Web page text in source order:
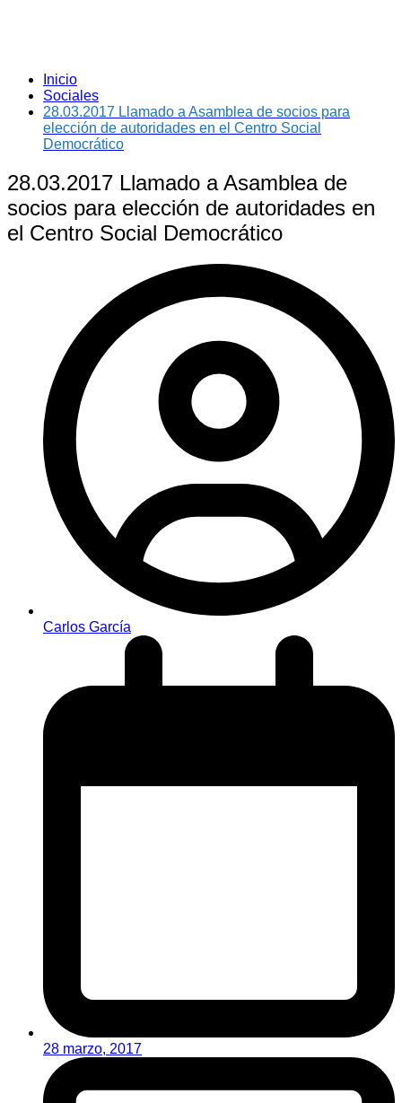
Inicio
Sociales
28.03.2017 Llamado a Asamblea de socios para
elección de autoridades en el Centro Social
Democrático
28.03.2017 Llamado a Asamblea de
socios para elección de autoridades en
el Centro Social Democrático
Carlos García
28 marzo, 2017